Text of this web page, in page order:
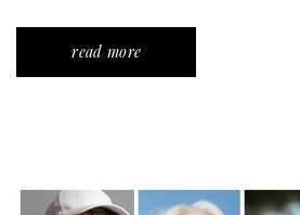
read more